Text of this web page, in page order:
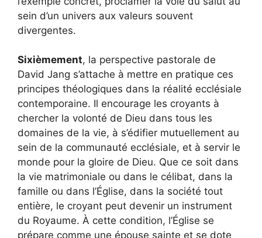
sein d’un univers aux valeurs souvent
divergentes.
Sixièmement, la perspective pastorale de
David Jang s’attache à mettre en pratique ces
principes théologiques dans la réalité ecclésiale
contemporaine. Il encourage les croyants à
chercher la volonté de Dieu dans tous les
domaines de la vie, à s’édifier mutuellement au
sein de la communauté ecclésiale, et à servir le
monde pour la gloire de Dieu. Que ce soit dans
la vie matrimoniale ou dans le célibat, dans la
famille ou dans l’Église, dans la société tout
entière, le croyant peut devenir un instrument
du Royaume. À cette condition, l’Église se
prépare comme une épouse sainte et se dote